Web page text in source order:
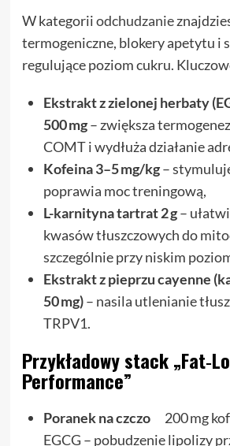
W kategoriiodchudzanie
termogeniczne, blokery apetytu i
regulujące poziom cukru.
Ekstrakt z zielonej herbaty
500 mg– zwiększa
COMT i wydłuża działanie
Kofeina 3–5 mg/kg–
poprawia moc treningową,
L-karnityna tartrat 2 g–
kwasów tłuszczowych do
szczególnie przy niskim
Ekstrakt z pieprzu cayenne
50 mg)– nasila utlenianie
TRPV1.
Przykładowy stack
Performance”
Poranek na czczo200 mg
EGCG – pobudzenie lipolizy